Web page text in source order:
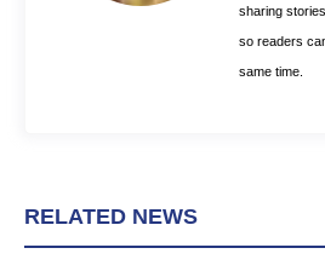
sharing
so readers
same time.
RELATED NEWS